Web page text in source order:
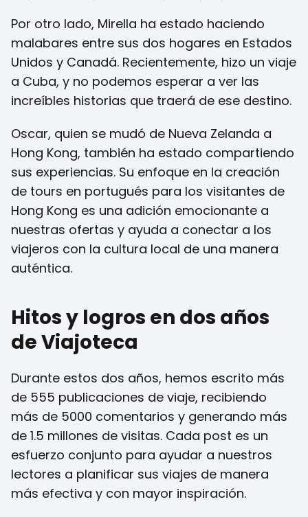
Por otro lado, Mirella ha estado haciendo
malabares entre sus dos hogares en Estados
Unidos y Canadá. Recientemente, hizo un viaje
a Cuba, y no podemos esperar a ver las
increíbles historias que traerá de ese destino.
Oscar, quien se mudó de Nueva Zelanda a
Hong Kong, también ha estado compartiendo
sus experiencias. Su enfoque en la creación
de tours en portugués para los visitantes de
Hong Kong es una adición emocionante a
nuestras ofertas y ayuda a conectar a los
viajeros con la cultura local de una manera
auténtica.
Hitos y logros en dos años
de Viajoteca
Durante estos dos años, hemos escrito más
de 555 publicaciones de viaje, recibiendo
más de 5000 comentarios y generando más
de 1.5 millones de visitas. Cada post es un
esfuerzo conjunto para ayudar a nuestros
lectores a planificar sus viajes de manera
más efectiva y con mayor inspiración.